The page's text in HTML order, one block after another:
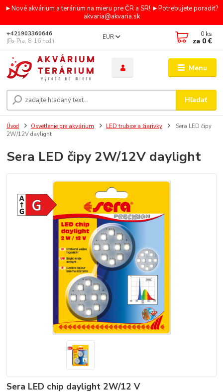
►Nové akvárium a terárium na mieru pre ČR a SR! ►Potrebujete poradiť?
akvaria@akvaria.sk
Menu
EUR
Hľadať
+421903360646
(Po-Pia, 8-16 hod.)
0 ks
za 0 €
Úvod Osvetlenie pre akvárium LED trubice a žiarivky
Sera LED čipy
2W/12V daylight
Sera LED čipy 2W/12V daylight
Sera LED chip daylight 2W/12 V